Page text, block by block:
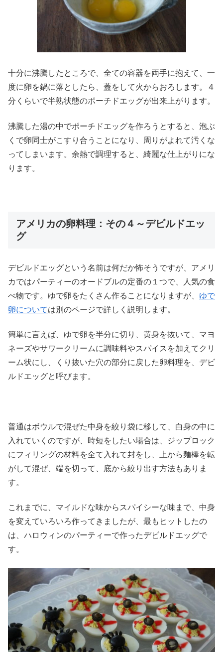
十分に沸騰したところで、全ての容器を両手に抱えて、一
度に卵を鍋に落としたら、蓋をして火からおろします。４
分くらいで半熟状態のポーチドエッグが出来上がります。
沸騰した湯の中でポーチドエッグを作ろうとすると、泡ぶ
くで卵同士がこすり合うことになり、周りがよれて汚くな
ってしまいます。余熱で調理すると、綺麗な仕上がりにな
ります。
アメリカの卵料理：その４～デビルドエッ
グ
デビルドエッグという名前は何だか怖そうですが、アメリ
カではパーティーのオードブルの定番の１つで、人気の食
べ物です。ゆで卵をたくさん作ることになりますが、 ゆで
卵については別のページで詳しく説明します。
簡単に言えば、ゆで卵を半分に切り、黄身を抜いて、マヨ
ネーズやサワークリームに調味料やスパイスを加えてクリ
ーム状にし、くり抜いた穴の部分に戻した卵料理を、デビ
ルドエッグと呼びます。
普通はボウルで混ぜた中身を絞り袋に移して、白身の中に
入れていくのですが、時短をしたい場合は、ジップロック
にフィリングの材料を全て入れて封をし、上から麺棒を転
がして混ぜ、端を切って、底から絞り出す方法もありま
す。
これまでに、マイルドな味からスパイシーな味まで、中身
を変えていろいろ作ってきましたが、最もヒットしたの
は、ハロウィンのパーティーで作ったデビルドエッグで
す。